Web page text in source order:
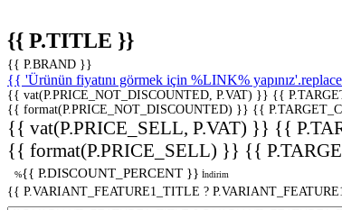
{{ P.TITLE }}
{{ P.BRAND }}
{{ 'Ürünün fiyatını görmek için %LINK%
{{ vat(P.PRICE_NOT_DISCOUNTED, P.VAT) }} {{
{{ format(P.PRICE_NOT_DISCOUNTED) }} {{
{{ vat(P.PRICE_SELL, P.VAT) }} {{
{{ format(P.PRICE_SELL) }} {{
%{{ P.DISCOUNT_PERCENT }} İndirim
{{ P.VARIANT_FEATURE1_TITLE ?